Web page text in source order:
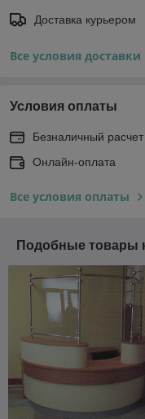
Доставка курьером
Все условия доставки
Условия оплаты
Безналичный расчет
Онлайн-оплата
Все условия оплаты
Подобные товары